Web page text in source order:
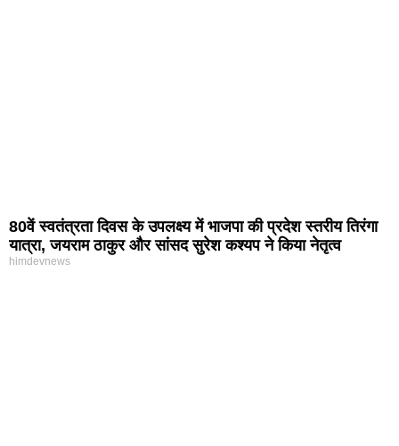
80वें स्वतंत्रता दिवस के उपलक्ष्य में भाजपा की प्रदेश स्तरीय तिरंगा
यात्रा, जयराम ठाकुर और सांसद सुरेश कश्यप ने किया नेतृत्व
himdevnews